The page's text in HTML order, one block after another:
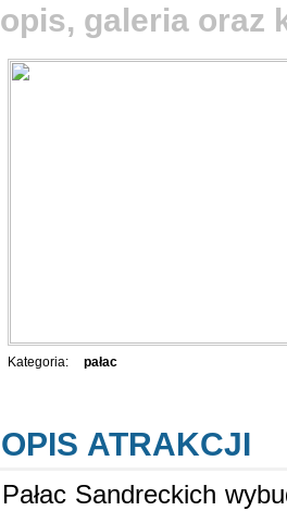
opis, galeria oraz
Kategoria: pałac
OPIS ATRAKCJI
Pałac Sandreckich